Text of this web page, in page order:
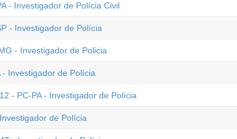
- Investigador de Polícia Civil
- Investigador de Polícia
- Investigador de Policia
Investigador de Polícia
- PC-PA - Investigador de Polícia
de Polícia